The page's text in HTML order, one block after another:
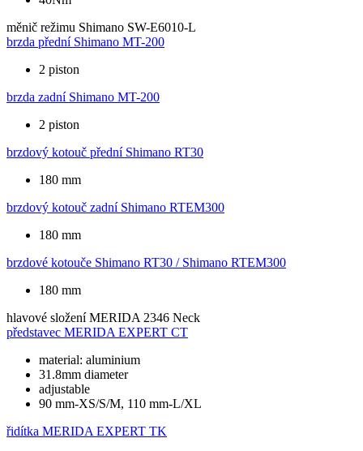
měnič režimu Shimano SW-E6010-L
brzda přední Shimano MT-200
2 piston
brzda zadní Shimano MT-200
2 piston
brzdový kotouč přední Shimano RT30
180 mm
brzdový kotouč zadní Shimano RTEM300
180 mm
brzdové kotouče Shimano RT30 / Shimano RTEM300
180 mm
hlavové složení MERIDA 2346 Neck
představec MERIDA EXPERT CT
material: aluminium
31.8mm diameter
adjustable
90 mm-XS/S/M, 110 mm-L/XL
řidítka MERIDA EXPERT TK